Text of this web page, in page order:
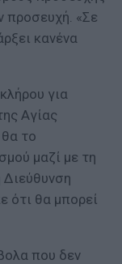
προσευχή. «Σε
κανένα
για
Αγίας
το
μαζί με τη
Διεύθυνση
ότι θα μπορεί
που δεν